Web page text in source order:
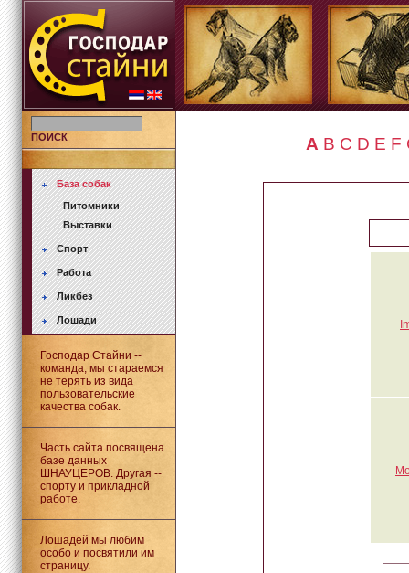
ПОИСК
База собак
Питомники
Выставки
Спорт
Работа
Ликбез
Лошади
Господар Стайни --
команда, мы стараемся
не терять из вида
пользовательские
качества собак.
Часть сайта посвящена
базе данных
ШНАУЦЕРОВ. Другая --
спорту и прикладной
работе.
Лошадей мы любим
особо и посвятили им
страницу.
A B C D E F